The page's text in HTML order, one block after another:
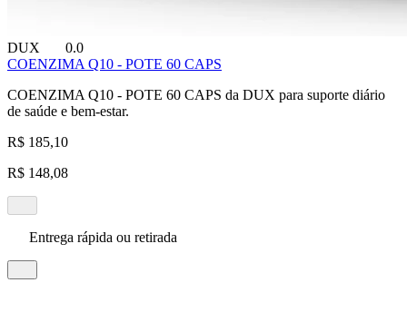
DUX
0.0
COENZIMA Q10 - POTE 60 CAPS
COENZIMA Q10 - POTE 60 CAPS da DUX para suporte diário
de saúde e bem-estar.
R$ 185,10
R$ 148,08
Entrega rápida ou retirada